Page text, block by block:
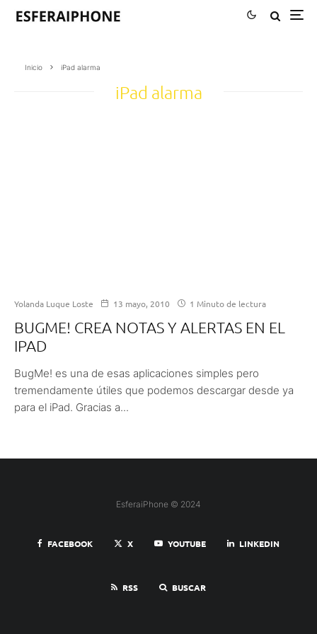
Inicio iPad alarma
iPad alarma
Yolanda Luque Loste 13 mayo, 2010 1 Minuto de lectura
BUGME! CREA NOTAS Y ALERTAS EN EL
IPAD
BugMe! es una de esas aplicaciones simples pero
tremendamente útiles que podemos descargar desde ya
para el iPad. Gracias a...
EsferaiPhone © 2024
FACEBOOK X YOUTUBE LINKEDIN
RSS BUSCAR